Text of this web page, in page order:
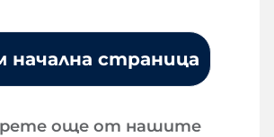
начална страница
още от нашите